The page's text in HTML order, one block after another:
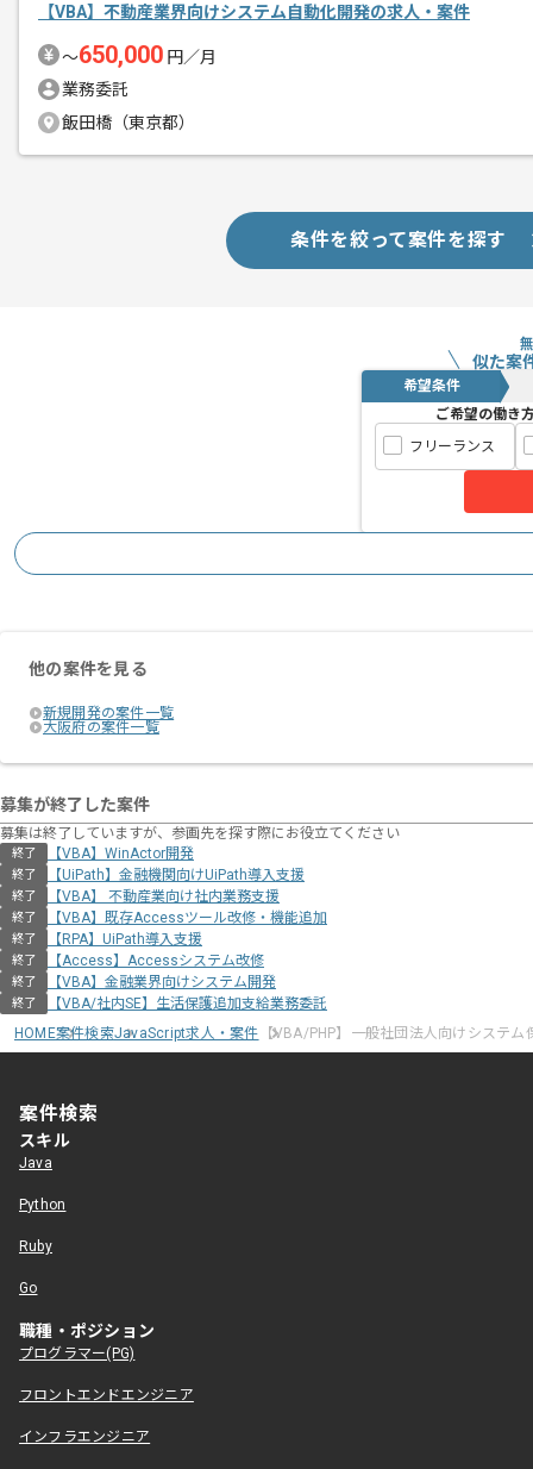
【VBA】不動産業界向けシステム自動化開発の求人・案件
〜650,000 円／月
業務委託
飯田橋（東京都）
条件を絞って案件を探す
似た案
希望条件
ご希望の働き
フリーランス
他の案件を見る
新規開発の案件一覧
大阪府の案件一覧
募集が終了した案件
募集は終了していますが、参画先を探す際にお役立てください
終了 【VBA】WinActor開発
終了 【UiPath】金融機関向けUiPath導入支援
終了 【VBA】 不動産業向け社内業務支援
終了 【VBA】既存Accessツール改修・機能追加
終了 【RPA】UiPath導入支援
終了 【Access】Accessシステム改修
終了 【VBA】金融業界向けシステム開発
終了
【VBA/社内SE】生活保護追加支給業務委託
HOME案件検索JavaScript求人・案件 【VBA/PHP】一般社団法人向けシステム
案件検索
スキル
Java
Python
Ruby
Go
職種・ポジション
プログラマー(PG)
フロントエンドエンジニア
インフラエンジニア